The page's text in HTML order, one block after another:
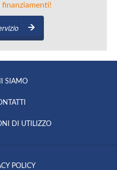
SIAMO
DI UTILIZZO
POLICY